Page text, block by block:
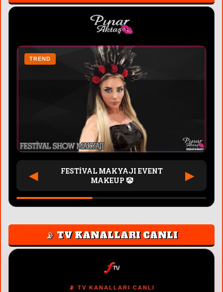
TREND
◀
FESTİVAL MAKYAJI EVENT
MAKEUP 🤡
▶
📡 TV KANALLARI CANLI
📡 TV KANALLARI CANLI